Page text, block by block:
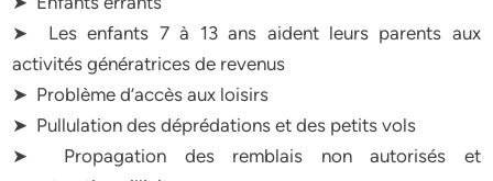
➤ Les enfants 7 à 13 ans aident leurs parents aux
activités génératrices de revenus
➤ Problème d’accès aux loisirs
➤ Pullulation des déprédations et des petits vols
➤ Propagation des remblais non autorisés et